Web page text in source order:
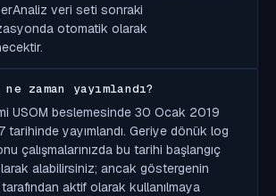
veri seti sonraki
otomatik olarak
zaman yayımlandı?
USOM beslemesinde 30 Ocak 2019
tarihinde yayımlandı. Geriye dönük log
çalışmalarınızda bu tarihi başlangıç
alabilirsiniz; ancak göstergenin
aktif olarak kullanılmaya